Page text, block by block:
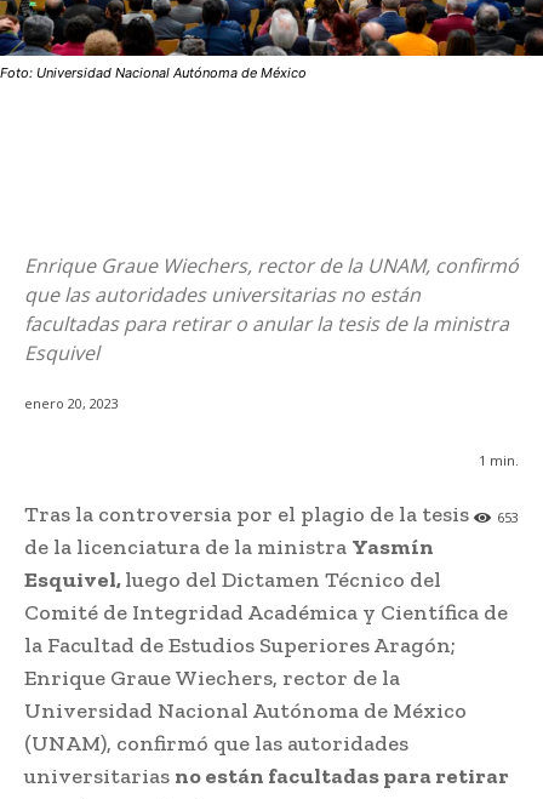
Foto: Universidad Nacional Autónoma de México
Enrique Graue Wiechers, rector de la UNAM, confirmó
que las autoridades universitarias no están
facultadas para retirar o anular la tesis de la ministra
Esquivel
enero 20, 2023
1 min.
653
Tras la controversia por el plagio de la tesis
de la licenciatura de la ministra Yasmín
Esquivel,luego del Dictamen Técnico del
Comité de Integridad Académica y Científica de
la Facultad de Estudios Superiores Aragón;
Enrique Graue Wiechers, rector de la
Universidad Nacional Autónoma de México
(UNAM), confirmó que las autoridades
universitarias no están facultadas para retirar